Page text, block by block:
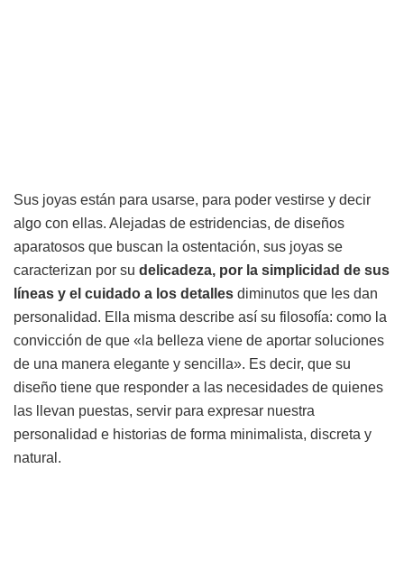
Sus joyas están para usarse, para poder vestirse y decir
algo con ellas. Alejadas de estridencias, de diseños
aparatosos que buscan la ostentación, sus joyas se
caracterizan por su delicadeza, por la simplicidad de sus
líneas y el cuidado a los detalles diminutos que les dan
personalidad. Ella misma describe así su filosofía: como la
convicción de que «la belleza viene de aportar soluciones
de una manera elegante y sencilla». Es decir, que su
diseño tiene que responder a las necesidades de quienes
las llevan puestas, servir para expresar nuestra
personalidad e historias de forma minimalista, discreta y
natural.